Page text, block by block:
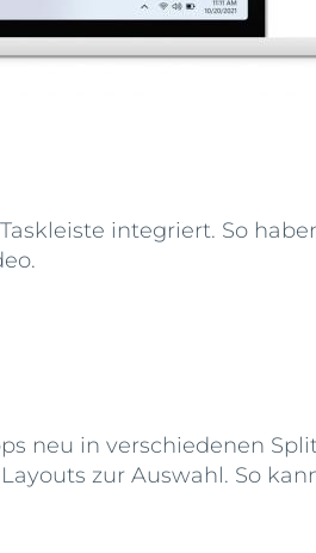
integriert. So
neu in verschiedenen
zur Auswahl. So